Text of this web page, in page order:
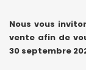
Nous vous
vente afin de
30 septembre